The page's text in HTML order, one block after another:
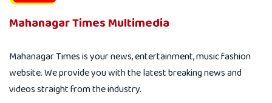
Mahanagar Times Multimedia
Mahanagar Times is your news, entertainment, music fashion
website. We provide you with the latest breaking news and
videos straight from the industry.